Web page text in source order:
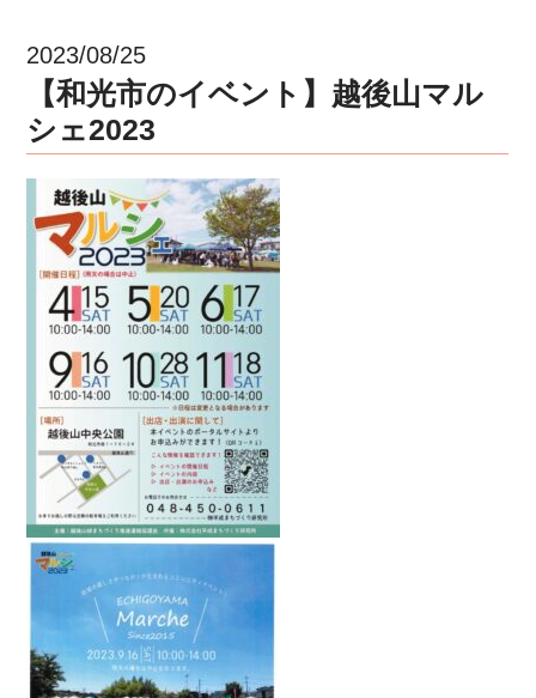
2023/08/25
【和光市のイベント】越後山マル
シェ2023